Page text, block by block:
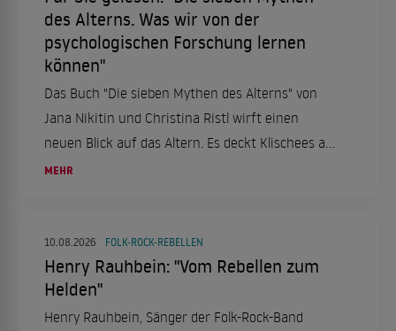
des Alterns. Was wir von der
psychologischen Forschung lernen
können"
Das Buch "Die sieben Mythen des Alterns" von
Jana Nikitin und Christina Ristl wirft einen
neuen Blick auf das Altern. Es deckt Klischees auf
und zeigt, dass es nicht "die Alten" gibt, sondern
MEHR
10.08.2026 FOLK-ROCK-REBELLEN
Henry Rauhbein: "Vom Rebellen zum
Helden"
Henry Rauhbein, Sänger der Folk-Rock-Band